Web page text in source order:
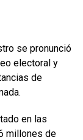
se pronunció
electoral y
de
en las
millones de